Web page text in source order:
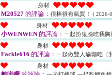
身材
M20527 的評論： 很棒很有氣質！ ( 2026-
身材
小WENWEN的評論： 一起扮鬼臉吃我胸
身材
Fackle616 的評論： 一起做雙人瑜珈吃（
身材